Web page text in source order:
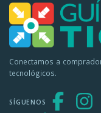
Conectamos a
tecnológicos.
SÍGUENOS